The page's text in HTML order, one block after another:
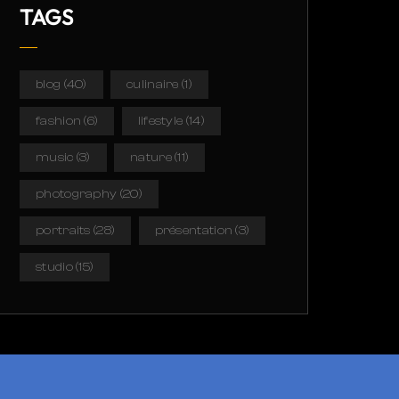
TAGS
blog (40) culinaire (1)
fashion (6) lifestyle (14)
music (3) nature(11)
photography (20)
portraits (28) présentation (3)
studio(15)